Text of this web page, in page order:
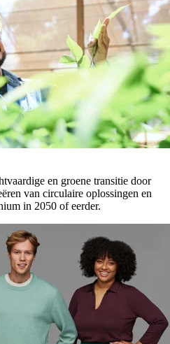
en groene transitie door
van circulaire oplossingen en
in 2050 of eerder.